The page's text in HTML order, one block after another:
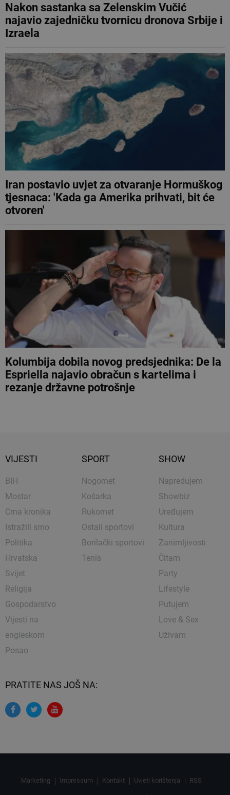
Nakon sastanka sa Zelenskim Vučić
najavio zajedničku tvornicu dronova Srbije i
Izraela
Iran postavio uvjet za otvaranje Hormuškog
tjesnaca: 'Kada ga Amerika prihvati, bit će
otvoren'
Kolumbija dobila novog predsjednika: De la
Espriella najavio obračun s kartelima i
rezanje državne potrošnje
VIJESTI
BIH
Mostar
Crna kronika
Istražili smo
Politika
Hrvatska
Svijet
Religija
Gospodarstvo
Vijesti na
engleskom
Posao
SPORT
Nogomet
Košarka
Rukomet
Ostali sportovi
Borilački sportovi
Tenis
SHOW
Napredujem
Showbiz
Uređujem
Kultura
Zanimljivosti
Čitam
Party
Lifestyle
Putujem
Love & Sex
Uživam
PRATITE NAS JOŠ NA:
Marketing Impressum Kontakt Uvjeti korištenja RSS